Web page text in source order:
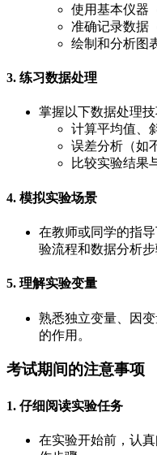
使用基本仪器
准确记录数据
绘制和分析图
3. 练习数据处理
掌握以下数据处理技
计算平均值、
误差分析（如
比较实验结果
4. 模拟实验场景
在教师或同学的指
验流程和数据分析步
5. 理解实验变量
熟悉独立变量、因
的作用。
考试期间的注意事项
1. 仔细阅读实验任务
在实验开始前，认